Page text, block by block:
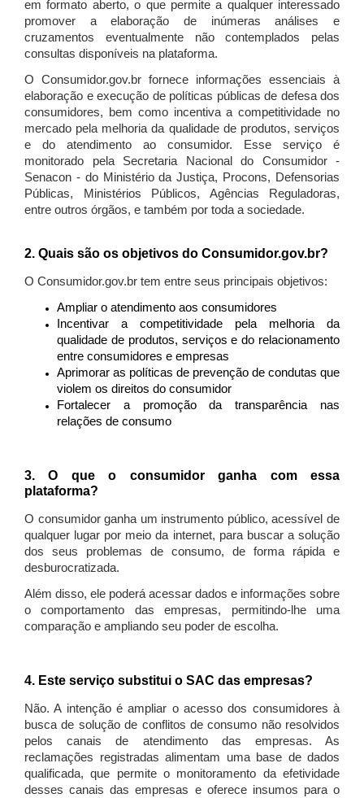
em formato aberto, o que permite a qualquer interessado
promover a elaboração de inúmeras análises e
cruzamentos eventualmente não contemplados pelas
consultas disponíveis na plataforma.
O Consumidor.gov.br fornece informações essenciais à
elaboração e execução de políticas públicas de defesa dos
consumidores, bem como incentiva a competitividade no
mercado pela melhoria da qualidade de produtos, serviços
e do atendimento ao consumidor. Esse serviço é
monitorado pela Secretaria Nacional do Consumidor -
Senacon - do Ministério da Justiça, Procons, Defensorias
Públicas, Ministérios Públicos, Agências Reguladoras,
entre outros órgãos, e também por toda a sociedade.
2. Quais são os objetivos do Consumidor.gov.br?
O Consumidor.gov.br tem entre seus principais objetivos:
Ampliar o atendimento aos consumidores
Incentivar a competitividade pela melhoria da
qualidade de produtos, serviços e do relacionamento
entre consumidores e empresas
Aprimorar as políticas de prevenção de condutas que
violem os direitos do consumidor
Fortalecer a promoção da transparência nas
relações de consumo
3. O que o consumidor ganha com essa
plataforma?
O consumidor ganha um instrumento público, acessível de
qualquer lugar por meio da internet, para buscar a solução
dos seus problemas de consumo, de forma rápida e
desburocratizada.
Além disso, ele poderá acessar dados e informações sobre
o comportamento das empresas, permitindo-lhe uma
comparação e ampliando seu poder de escolha.
4. Este serviço substitui o SAC das empresas?
Não. A intenção é ampliar o acesso dos consumidores à
busca de solução de conflitos de consumo não resolvidos
pelos canais de atendimento das empresas. As
reclamações registradas alimentam uma base de dados
qualificada, que permite o monitoramento da efetividade
desses canais das empresas e oferece insumos para o